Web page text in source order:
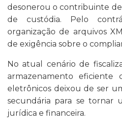
desonerou o contribuinte de
de custódia. Pelo
organização de arquivos
de exigência sobre o
No atual cenário de
armazenamento eficiente
eletrônicos deixou de ser
secundária para se tornar
jurídica e financeira.